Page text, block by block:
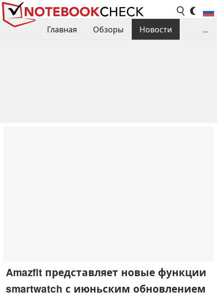
Главная Обзоры
Новости
...
Amazfit представляет новые функции
smartwatch с июньским обновлением